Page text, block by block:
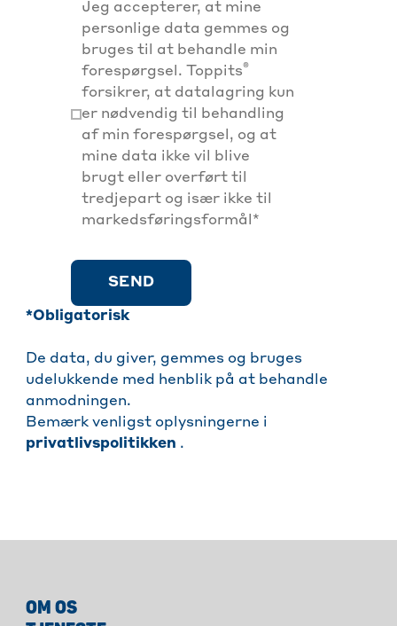
Jeg accepterer, at mine
personlige data gemmes og
bruges til at behandle min
forespørgsel. Toppits®
forsikrer, at datalagring kun
er nødvendig til behandling
af min forespørgsel, og at
mine data ikke vil blive
brugt eller overført til
tredjepart og især ikke til
markedsføringsformål*
SEND
*Obligatorisk
De data, du giver, gemmes og bruges
udelukkende med henblik på at behandle
anmodningen.
Bemærk venligst oplysningerne i
privatlivspolitikken .
OM OS